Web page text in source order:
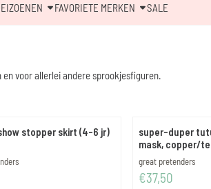
FAVORIETE MERKEN SALE
voor allerlei andere sprookjesfiguren.
stopper skirt (4-6 jr)
super-duper
mask, copper/
Merk:
great pretenders
Prijs: 37,50
€37,50